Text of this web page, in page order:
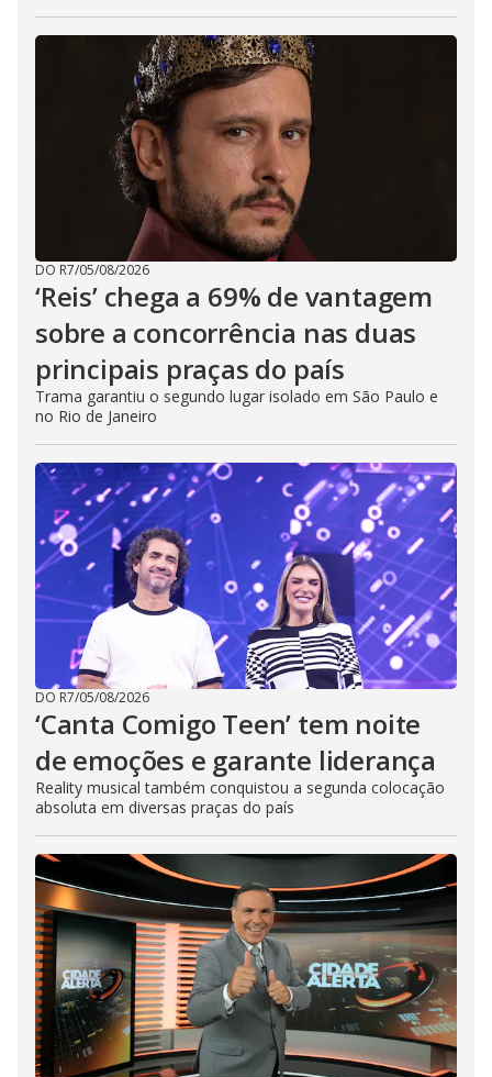
DO R7/05/08/2026
‘Reis’ chega a 69% de vantagem
sobre a concorrência nas duas
principais praças do país
Trama garantiu o segundo lugar isolado em São Paulo e
no Rio de Janeiro
DO R7/05/08/2026
‘Canta Comigo Teen’ tem noite
de emoções e garante liderança
Reality musical também conquistou a segunda colocação
absoluta em diversas praças do país